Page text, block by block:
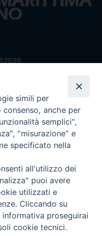
0565 32036
simili per
anche per
semplici",
"misurazione" e
specificato nella
all'utilizzo dei
puoi avere
utilizzati e
Cliccando su
proseguirai
cookie tecnici.